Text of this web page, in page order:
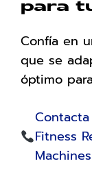
para
Confía en
que se
óptimo
Fitness
Machines